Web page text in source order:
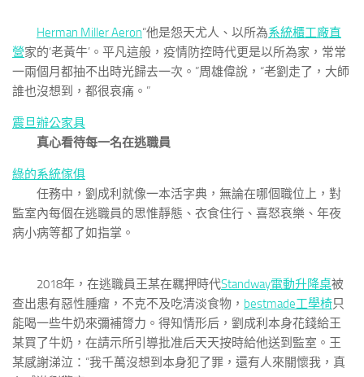
Herman Miller Aeron“他是怨天尤人、以所為系統櫃工廠直
營家的‘老黃牛’。平凡這般，疫情防控時代更是以所為家，常常
一兩個月都抽不出時光歸去一次。”周雄偉說，“老劉走了，大師
誰也沒想到，都很哀痛。”
震旦辦公家具
真心看待每一名在逃職員
綠的系統傢俱
任務中，劉成利就像一本活字典，無論在哪個職位上，對
監室內每個在逃職員的思惟靜態、衣食住行、喜怒哀樂、年夜
病小病等都了如指掌。
2018年，在逃職員王某在羈押時代Standway電動升降桌被
查出患有惡性腫瘤，不克不及吃清淡食物， bestmade工學椅只
能喝一些牛奶來彌補膂力。得知情形后，劉成利本身花錢給王
某買了牛奶，在請示所引導批准后天天按時給他送到監室。王
某感謝涕泣：“我千萬沒想到本身犯了罪，還有人來關懷我，真